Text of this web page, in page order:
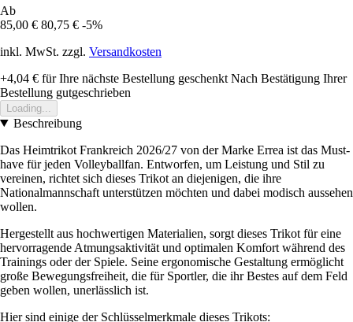
Ab
85,00 € 80,75 € -5%
inkl. MwSt. zzgl. Versandkosten
+4,04 € für Ihre nächste Bestellung geschenkt Nach Bestätigung Ihrer
Bestellung gutgeschrieben
Loading...
Beschreibung
Das Heimtrikot Frankreich 2026/27 von der Marke Errea ist das Must-
have für jeden Volleyballfan. Entworfen, um Leistung und Stil zu
vereinen, richtet sich dieses Trikot an diejenigen, die ihre
Nationalmannschaft unterstützen möchten und dabei modisch aussehen
wollen.
Hergestellt aus hochwertigen Materialien, sorgt dieses Trikot für eine
hervorragende Atmungsaktivität und optimalen Komfort während des
Trainings oder der Spiele. Seine ergonomische Gestaltung ermöglicht
große Bewegungsfreiheit, die für Sportler, die ihr Bestes auf dem Feld
geben wollen, unerlässlich ist.
Hier sind einige der Schlüsselmerkmale dieses Trikots: